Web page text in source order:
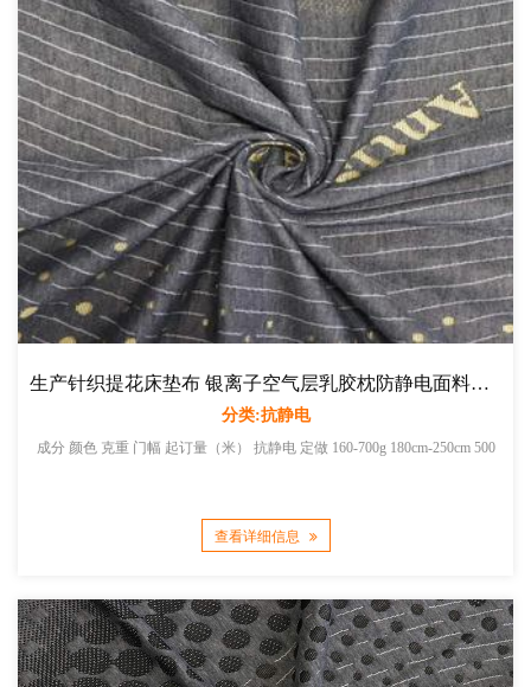
生产针织提花床垫布 银离子空气层乳胶枕防静电面料厂家直销
分类:抗静电
成分 颜色 克重 门幅 起订量（米） 抗静电 定做 160-700g 180cm-250cm 500
查看详细信息